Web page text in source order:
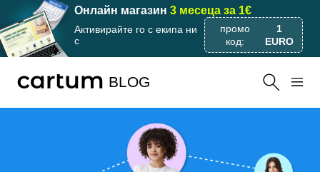
Онлайн магазин 3 месеца за 1€
Активирайте го с екипа ни
с
промо
код:
1
EURO
BLOG